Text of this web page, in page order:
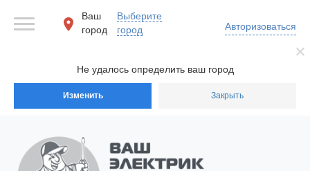
Не удалось определить ваш город
Изменить Закрыть
Ваш
город
Выберите
город
Авторизоваться